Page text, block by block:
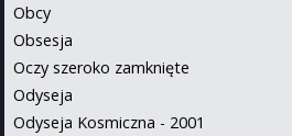
Obcy
Obsesja
Oczy szeroko zamknięte
Odyseja
Odyseja Kosmiczna - 2001